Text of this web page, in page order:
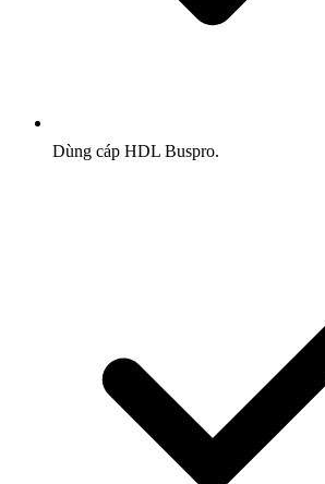
Dùng cáp HDL Buspro.